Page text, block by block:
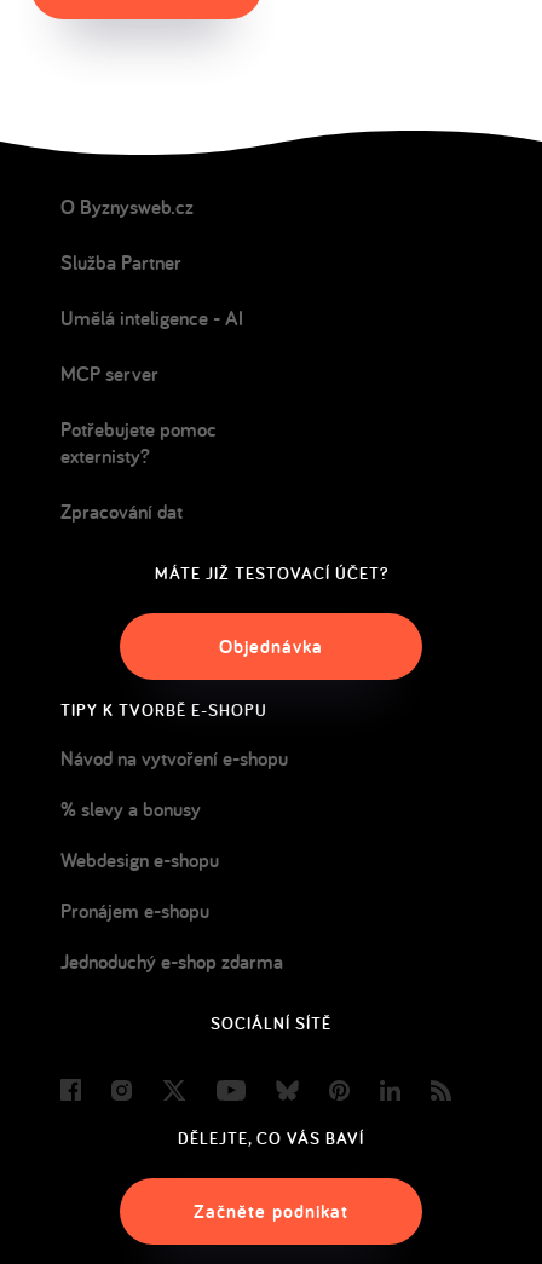
O Byznysweb.cz
Služba Partner
Umělá inteligence - AI
MCP server
Potřebujete pomoc
externisty?
Zpracování dat
MÁTE JIŽ TESTOVACÍ ÚČET?
Objednávka
TIPY K TVORBĚ E-SHOPU
Návod na vytvoření e-shopu
% slevy a bonusy
Webdesign e-shopu
Pronájem e-shopu
Jednoduchý e-shop zdarma
SOCIÁLNÍ SÍTĚ
FacebookInstagram
Twitter YoutubeBlueskyPinterestLinkedIn
DĚLEJTE, CO VÁS BAVÍ
Začněte podnikat